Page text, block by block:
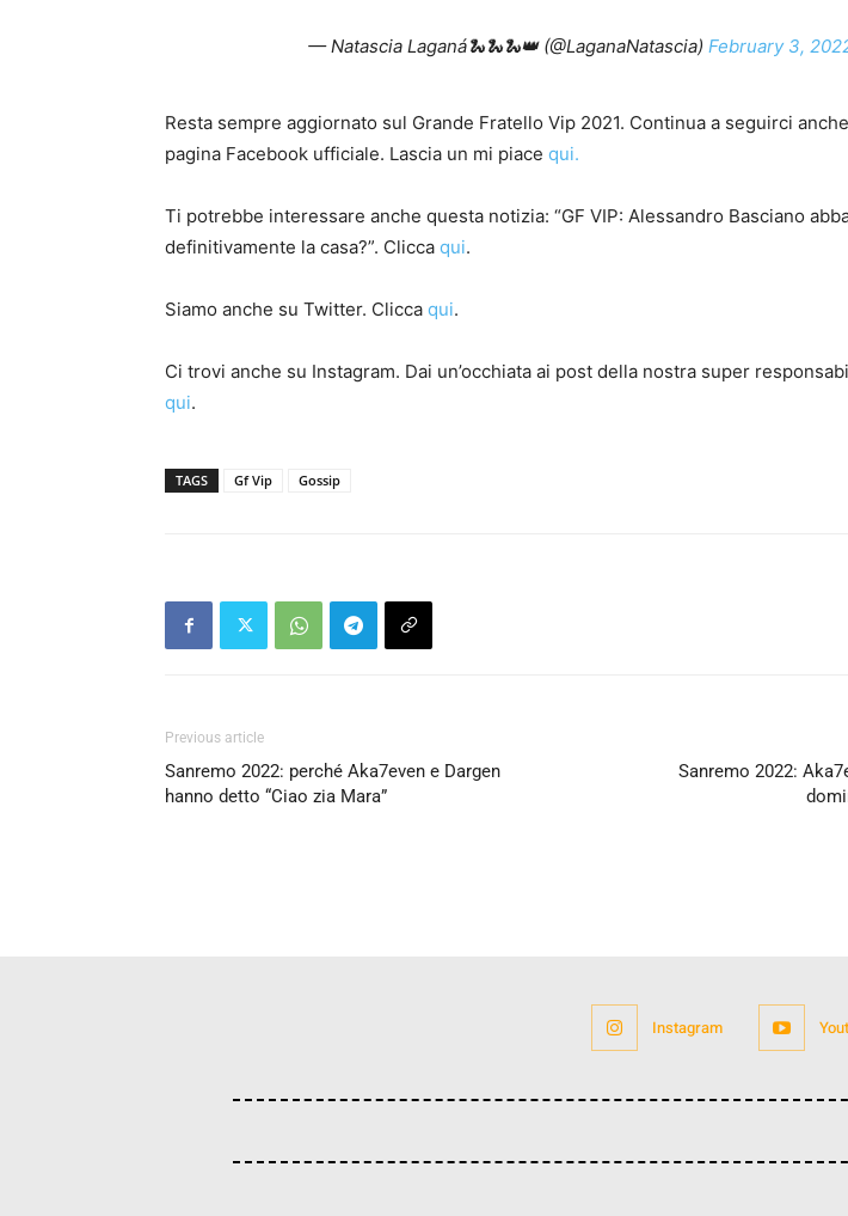
— Natascia Laganá🐍🐍🐍👑 (@LaganaNatascia) February 3,
Resta sempre aggiornato sul Grande Fratello Vip 2021. Continua a seguirci
pagina Facebook ufficiale. Lascia un mi piace qui.
Ti potrebbe interessare anche questa notizia: “GF VIP: Alessandro Basciano
definitivamente la casa?”. Clicca qui.
Siamo anche su Twitter. Clicca qui.
Ci trovi anche su Instagram. Dai un’occhiata ai post della nostra super
qui.
TAGS Gf Vip Gossip
Previous article
Sanremo 2022: perché Aka7even e Dargen
hanno detto “Ciao zia Mara”
Sanremo 2022:
Instagram